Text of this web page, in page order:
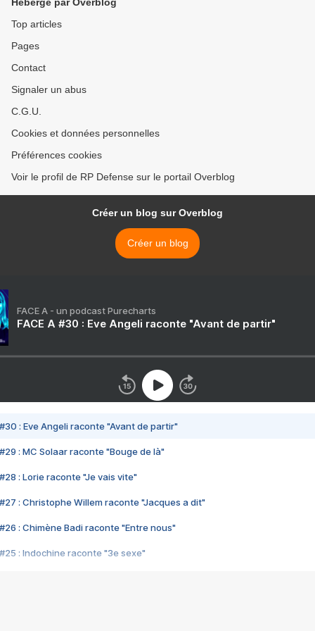
Top articles
Pages
Contact
Signaler un abus
C.G.U.
Cookies et données personnelles
Préférences cookies
Voir le profil de RP Defense sur le portail Overblog
Créer un blog sur Overblog
Créer un blog
FACE A - un podcast Purecharts
FACE A #30 : Eve Angeli raconte "Avant de partir"
#30 : Eve Angeli raconte "Avant de partir"
#29 : MC Solaar raconte "Bouge de là"
#28 : Lorie raconte "Je vais vite"
#27 : Christophe Willem raconte "Jacques a dit"
#26 : Chimène Badi raconte "Entre nous"
#25 : Indochine raconte "3e sexe"